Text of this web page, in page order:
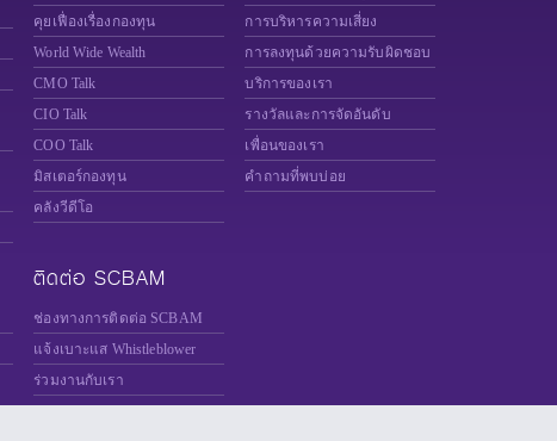
คุยเฟื่องเรื่องกองทุน
World Wide Wealth
CMO Talk
CIO Talk
COO Talk
มิสเตอร์กองทุน
คลังวีดีโอ
การบริหารความเสี่ยง
การลงทุนด้วยความรับผิดชอบ
บริการของเรา
รางวัลและการจัดอันดับ
เพื่อนของเรา
คำถามที่พบบ่อย
ติดต่อ SCBAM
ช่องทางการติดต่อ SCBAM
แจ้งเบาะแส Whistleblower
ร่วมงานกับเรา